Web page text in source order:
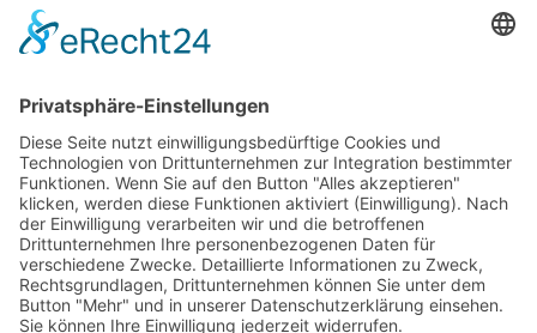
Jahrescharts
Top 100
Hot 50
Top Neueinsteiger
Highscores